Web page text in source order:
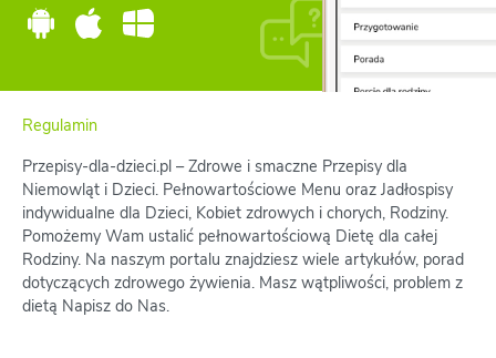
Regulamin
Przepisy-dla-dzieci.pl – Zdrowe i smaczne Przepisy dla
Niemowląt i Dzieci. Pełnowartościowe Menu oraz Jadłospisy
indywidualne dla Dzieci, Kobiet zdrowych i chorych, Rodziny.
Pomożemy Wam ustalić pełnowartościową Dietę dla całej
Rodziny. Na naszym portalu znajdziesz wiele artykułów, porad
dotyczących zdrowego żywienia. Masz wątpliwości, problem z
dietą Napisz do Nas.